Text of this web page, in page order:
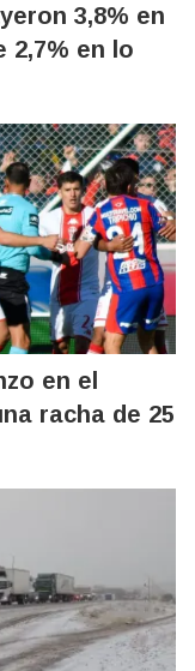
3,8% en
2,7% en lo
en el
racha de 25